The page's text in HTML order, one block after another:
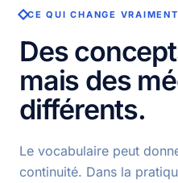
CE QUI CHANGE VRAIMENT
Des
mais des
différents.
Le vocabulaire peut
continuité. Dans la